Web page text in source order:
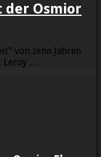
der Osmior
von zehn Jahren
Leroy …